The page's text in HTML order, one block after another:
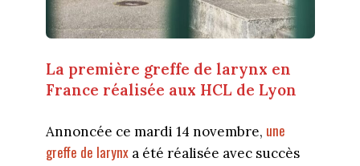
La première greffe de larynx en
France réalisée aux HCL de Lyon
Annoncée ce mardi 14 novembre, une
greffe de larynxa été réalisée avec succès